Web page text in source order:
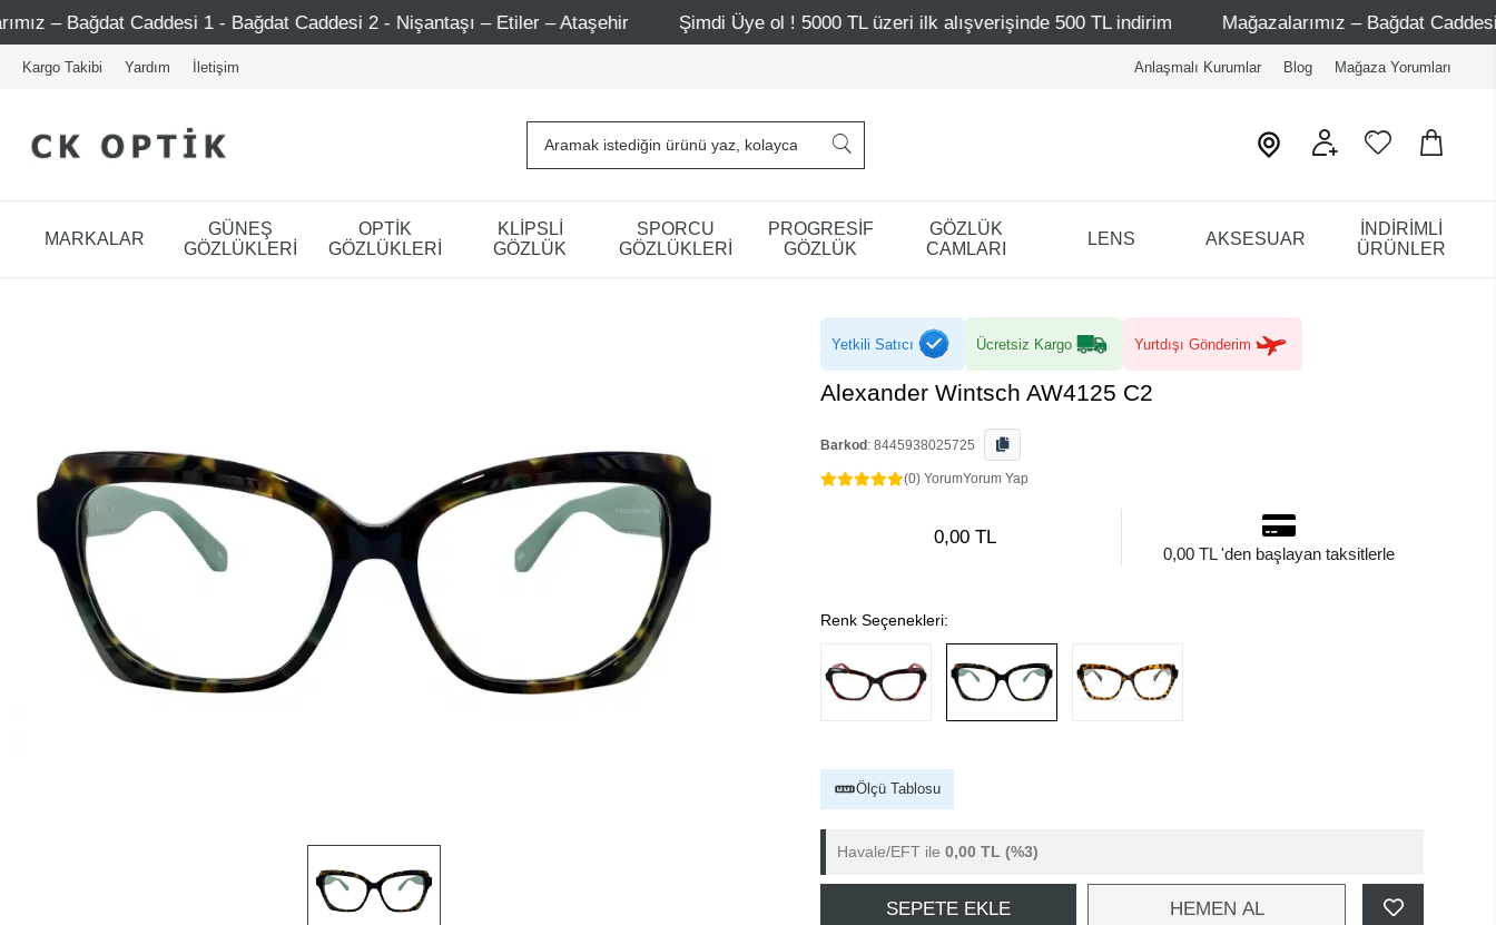
Caddesi 1 - Bağdat Caddesi 2 - Nişantaşı – Etiler – Ataşehir Şimdi Üye ol ! 5000 TL üzeri ilk alışverişinde 500 TL indirim Mağazalarımız – Bağdat Caddesi 1 - Bağdat
Kargo Takibi Yardım İletişim Anlaşmalı Kurumlar Blog Mağaza Yorumları
MARKALAR
GÜNEŞ
GÖZLÜKLERİ
OPTİK
GÖZLÜKLERİ
KLİPSLİ
GÖZLÜK
SPORCU
GÖZLÜKLERİ
PROGRESİF
GÖZLÜK
GÖZLÜK
CAMLARI
LENS AKSESUAR
İNDİRİMLİ
ÜRÜNLER
Yetkili Satıcı Ücretsiz Kargo Yurtdışı Gönderim
Alexander Wintsch AW4125 C2
Barkod : 8445938025725
(0) YorumYorum Yap
0,00 TL
0,00 TL 'den başlayan taksitlerle
Renk Seçenekleri:
Ölçü Tablosu
Havale/EFT ile 0,00 TL (%3)
SEPETE EKLE HEMEN AL